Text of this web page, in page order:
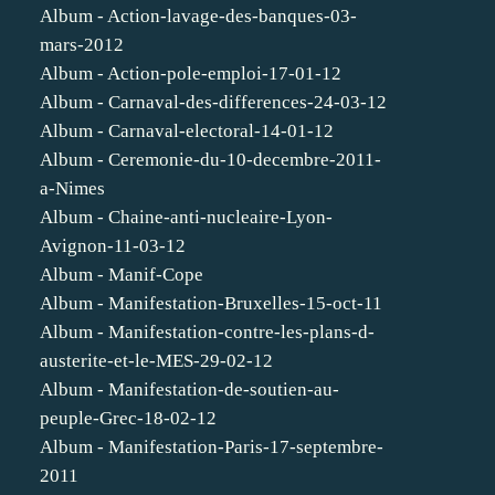
Album - Action-lavage-des-banques-03-
mars-2012
Album - Action-pole-emploi-17-01-12
Album - Carnaval-des-differences-24-03-12
Album - Carnaval-electoral-14-01-12
Album - Ceremonie-du-10-decembre-2011-
a-Nimes
Album - Chaine-anti-nucleaire-Lyon-
Avignon-11-03-12
Album - Manif-Cope
Album - Manifestation-Bruxelles-15-oct-11
Album - Manifestation-contre-les-plans-d-
austerite-et-le-MES-29-02-12
Album - Manifestation-de-soutien-au-
peuple-Grec-18-02-12
Album - Manifestation-Paris-17-septembre-
2011